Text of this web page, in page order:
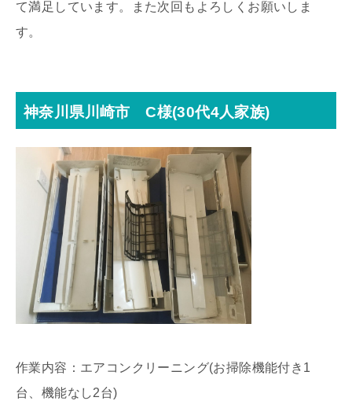
て満足しています。また次回もよろしくお願いしま
す。
神奈川県川崎市 C様(30代4人家族)
作業内容：エアコンクリーニング(お掃除機能付き1
台、機能なし2台)